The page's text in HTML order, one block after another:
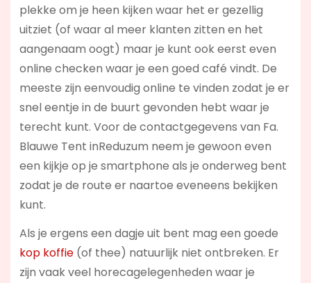
plekke om je heen kijken waar het er gezellig
uitziet (of waar al meer klanten zitten en het
aangenaam oogt) maar je kunt ook eerst even
online checken waar je een goed café vindt. De
meeste zijn eenvoudig online te vinden zodat je er
snel eentje in de buurt gevonden hebt waar je
terecht kunt. Voor de contactgegevens van Fa.
Blauwe Tent inReduzum neem je gewoon even
een kijkje op je smartphone als je onderweg bent
zodat je de route er naartoe eveneens bekijken
kunt.
Als je ergens een dagje uit bent mag een goede
kop koffie(of thee) natuurlijk niet ontbreken. Er
zijn vaak veel horecagelegenheden waar je